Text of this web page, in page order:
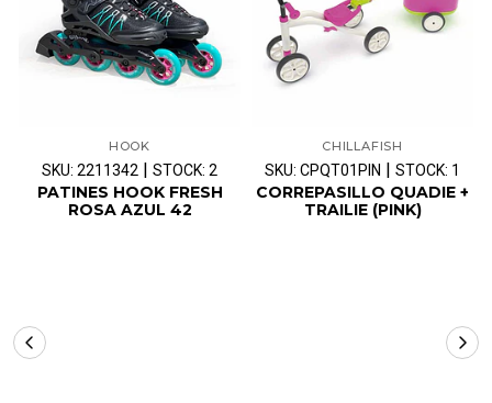
HOOK
SKU: 2211342 STOCK: 2
PATINES HOOK FRESH
ROSA AZUL 42
CHILLAFISH
SKU: CPQT01PIN STOCK: 1
CORREPASILLO QUADIE +
TRAILIE (PINK)